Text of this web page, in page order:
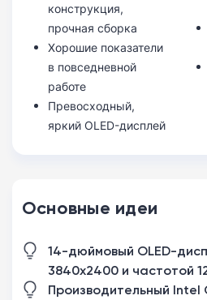
конструкция,
прочная сборка
Хорошие показатели
в повседневной
работе
Превосходный,
яркий OLED-дисплей
Основные идеи
14-дюймовый OLED-
3840x2400 и частотой
Производительный Intel